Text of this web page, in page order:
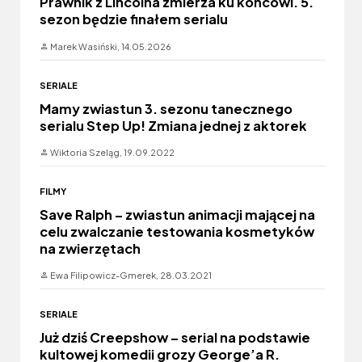
sezon będzie finałem serialu
Marek Wasiński,14.05.2026
SERIALE
Mamy zwiastun 3. sezonu tanecznego
serialu Step Up! Zmiana jednej z aktorek
Wiktoria Szeląg,19.09.2022
FILMY
Save Ralph – zwiastun animacji mającej na
celu zwalczanie testowania kosmetyków
na zwierzętach
Ewa Filipowicz-Gmerek, 28.03.2021
SERIALE
Już dziś Creepshow – serial na podstawie
kultowej komedii grozy George’a R.